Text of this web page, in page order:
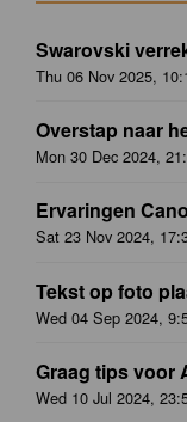
Swarovski
Thu 06 Nov 2025,
Overstap naar
Mon 30 Dec 2024,
Ervaringen
Sat 23 Nov 2024,
Tekst op foto
Wed 04 Sep 2024,
Graag tips voor
Wed 10 Jul 2024,